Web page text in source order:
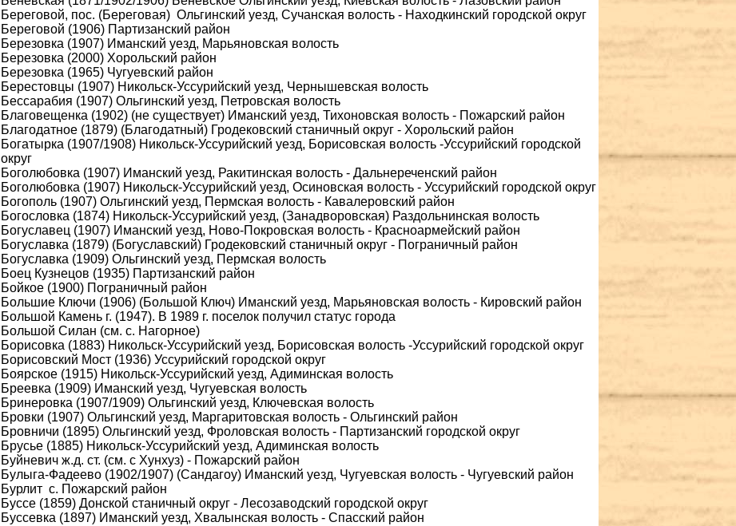
Береговой, пос. (Береговая) Ольгинский уезд, Сучанская волость - Находкинский городской округ
Береговой (1906) Партизанский район
Березовка (1907) Иманский уезд, Марьяновская волость
Березовка (2000) Хорольский район
Березовка (1965) Чугуевский район
Берестовцы (1907) Никольск-Уссурийский уезд, Чернышевская волость
Бессарабия (1907) Ольгинский уезд, Петровская волость
Благовещенка (1902) (не существует) Иманский уезд, Тихоновская волость - Пожарский район
Благодатное (1879) (Благодатный) Гродековский станичный округ - Хорольский район
Богатырка (1907/1908) Никольск-Уссурийский уезд, Борисовская волость -Уссурийский городской
округ
Боголюбовка (1907) Иманский уезд, Ракитинская волость - Дальнереченский район
Боголюбовка (1907) Никольск-Уссурийский уезд, Осиновская волость - Уссурийский городской округ
Богополь (1907) Ольгинский уезд, Пермская волость - Кавалеровский район
Богословка (1874) Никольск-Уссурийский уезд, (Занадворовская) Раздольнинская волость
Богуславец (1907) Иманский уезд, Ново-Покровская волость - Красноармейский район
Богуславка (1879) (Богуславский) Гродековский станичный округ - Пограничный район
Богуславка (1909) Ольгинский уезд, Пермская волость
Боец Кузнецов (1935) Партизанский район
Бойкое (1900) Пограничный район
Большие Ключи (1906) (Большой Ключ) Иманский уезд, Марьяновская волость - Кировский район
Большой Камень г. (1947). В 1989 г. поселок получил статус города
Большой Силан (см. с. Нагорное)
Борисовка (1883) Никольск-Уссурийский уезд, Борисовская волость -Уссурийский городской округ
Борисовский Мост (1936) Уссурийский городской округ
Боярское (1915) Никольск-Уссурийский уезд, Адиминская волость
Бреевка (1909) Иманский уезд, Чугуевская волость
Бринеровка (1907/1909) Ольгинский уезд, Ключевская волость
Бровки (1907) Ольгинский уезд, Маргаритовская волость - Ольгинский район
Бровничи (1895) Ольгинский уезд, Фроловская волость - Партизанский городской округ
Брусье (1885) Никольск-Уссурийский уезд, Адиминская волость
Буйневич ж.д. ст. (см. с Хунхуз) - Пожарский район
Булыга-Фадеево (1902/1907) (Сандагоу) Иманский уезд, Чугуевская волость - Чугуевский район
Бурлит с. Пожарский район
Буссе (1859) Донской станичный округ - Лесозаводский городской округ
Буссевка (1897) Иманский уезд, Хвалынская волость - Спасский район